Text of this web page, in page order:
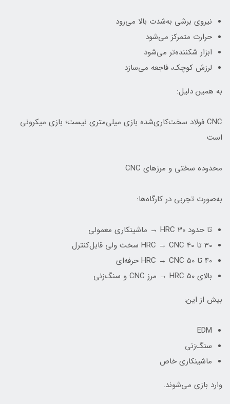
نیروی برشی به‌شدت بالا می‌رود
حرارت متمرکز می‌شود
ابزار شکننده‌تر می‌شود
لرزش کوچک، فاجعه می‌سازد
به همین دلیل:
CNC فولاد سخت‌کاری‌شده بازی میلی‌متری نیست؛ بازی میکرونی
است
محدوده سختی و مرزهای CNC
به‌صورت تجربی در کارگاه‌ها:
تا حدود 30 HRC → ماشینکاری معمولی
30 تا 40 HRC → CNC سخت ولی قابل‌کنترل
40 تا 50 HRC → CNC حرفه‌ای
بالای 50 HRC → مرز CNC و سنگ‌زنی
بیش از این:
EDM
سنگ‌زنی
ماشینکاری خاص
وارد بازی می‌شوند.